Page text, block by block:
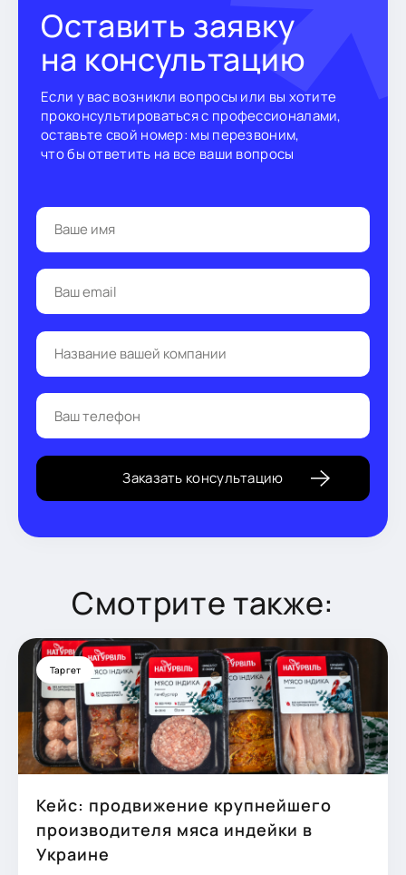
Оставить заявку
на консультацию
Если у вас возникли вопросы или вы хотите
проконсультироваться с профессионалами,
оставьте свой номер: мы перезвоним,
что бы ответить на все ваши вопросы
Смотрите также:
Таргет
Кейс: продвижение крупнейшего
производителя мяса индейки в
Украине